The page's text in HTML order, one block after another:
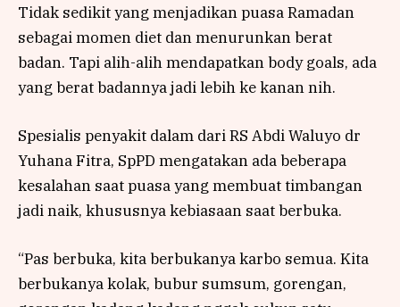
Tidak sedikit yang menjadikan puasa Ramadan
sebagai momen diet dan menurunkan berat
badan. Tapi alih-alih mendapatkan body goals, ada
yang berat badannya jadi lebih ke kanan nih.
Spesialis penyakit dalam dari RS Abdi Waluyo dr
Yuhana Fitra, SpPD mengatakan ada beberapa
kesalahan saat puasa yang membuat timbangan
jadi naik, khususnya kebiasaan saat berbuka.
“Pas berbuka, kita berbukanya karbo semua. Kita
berbukanya kolak, bubur sumsum, gorengan,